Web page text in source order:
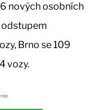
nových osobních
Brno se 109
vozy.